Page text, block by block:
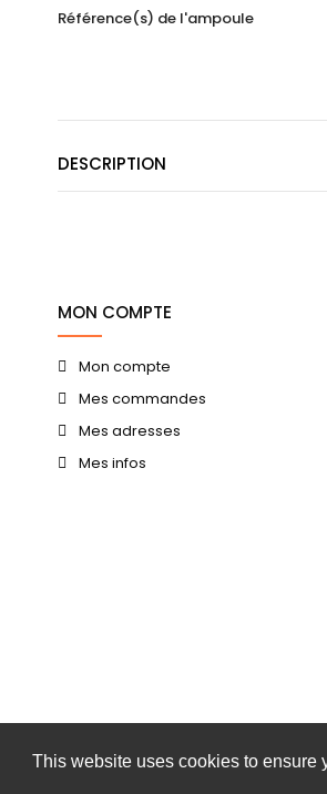
This website uses cookies to ensure
DESCRIPTION
Référence(s) de l'ampoule
MON COMPTE
Mon compte
Mes commandes
Mes adresses
Mes infos